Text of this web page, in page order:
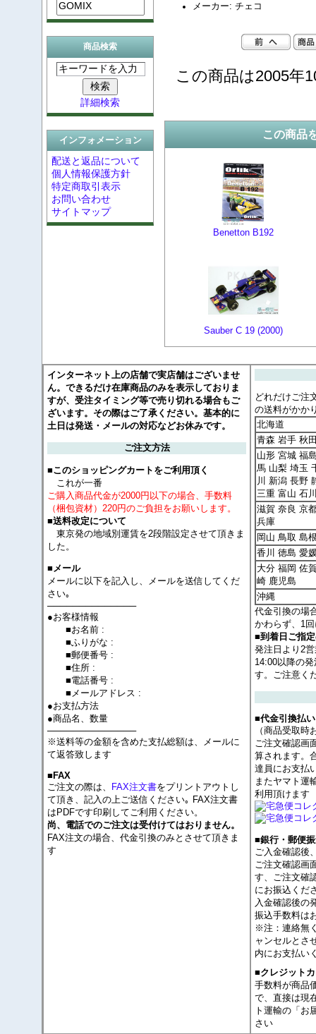
商品検索
詳細検索
インフォメーション
配送と返品について
個人情報保護方針
特定商取引表示
お問い合わせ
サイトマップ
メーカー: チェコ
この商品は2005年
この商品
Benetton B192
Sauber C 19 (2000)
インターネット上の店舗で実店舗はございませ
ん。できるだけ在庫商品のみを表示しておりま
すが、受注タイミング等で売り切れる場合もご
ざいます。その際はご了承ください。基本的に
土日は発送・メールの対応などお休みです。
ご注文方法
■このショッピングカートをご利用頂く
これが一番
ご購入商品代金が2000円以下の場合、手数料
（梱包資材）220円のご負担をお願いします。
■送料改定について
東京発の地域別運賃を2段階設定させて頂きま
した。
■メール
メールに以下を記入し、メールを送信してくだ
さい｡
──────────────
●お客様情報
■お名前 :
■ふりがな :
■郵便番号 :
■住所 :
■電話番号 :
■メールアドレス :
●お支払方法
●商品名、数量
──────────────
※送料等の金額を含めた支払総額は、メールに
て返答致します
■FAX
ご注文の際は、 FAX注文書をプリントアウトし
て頂き、記入の上ご送信ください｡ FAX注文書
はPDFです印刷してご利用ください。
尚、電話でのご注文は受付けてはおりません。
FAX注文の場合、代金引換のみとさせて頂きま
す
どれだけご注
の送料がかか
北海道
青森 岩手 秋
山形 宮城 福
馬 山梨 埼玉
川 新潟 長野
三重 富山 石
滋賀 奈良 京
兵庫
岡山 鳥取 島
香川 徳島 愛
大分 福岡 佐
崎 鹿児島
沖縄
代金引換の場
かわらず、1
■到着日ご指
発注日より2
14:00以降の
す。ご注意く
■代金引換払い
（商品受取時
ご注文確認画
算されます。
達員にお支払
またヤマト運
利用頂けます
■銀行・郵便
ご入金確認後
ご注文確認画
す、ご注文確
にお振込くだ
入金確認後の
振込手数料は
※注：連絡無
ャンセルとさ
内にお支払い
■クレジット
手数料が商品
で、直接は現
ト運輸の「お
さい